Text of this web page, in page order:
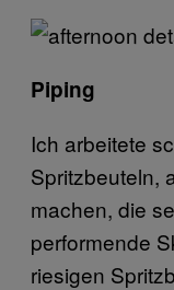
Piping
Ich arbeitete
Spritzbeuteln,
machen, die
performende
riesigen